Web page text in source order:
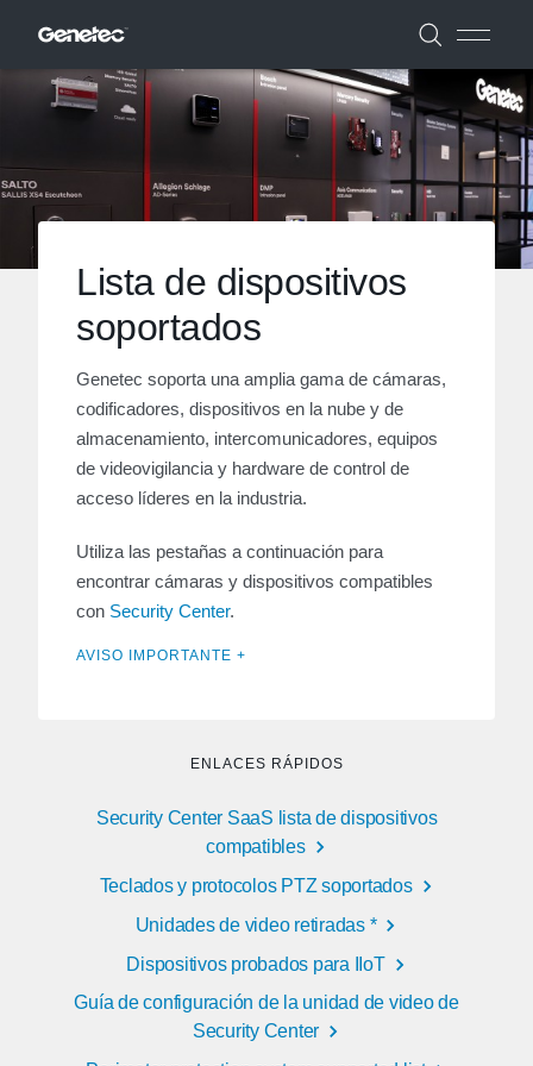
Lista de dispositivos
soportados
Genetec soporta una amplia gama de cámaras,
codificadores, dispositivos en la nube y de
almacenamiento, intercomunicadores, equipos
de videovigilancia y hardware de control de
acceso líderes en la industria.
Utiliza las pestañas a continuación para
encontrar cámaras y dispositivos compatibles
con Security Center.
AVISO IMPORTANTE +
ENLACES RÁPIDOS
Security Center SaaS lista de dispositivos
compatibles
Teclados y protocolos PTZ soportados
Unidades de video retiradas *
Dispositivos probados para IIoT
Guía de configuración de la unidad de video de
Security Center